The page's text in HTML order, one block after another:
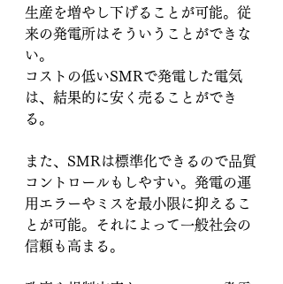
生産を増やし下げることが可能。従
来の発電所はそういうことができな
い。
コストの低いSMRで発電した電気
は、結果的に安く売ることができ
る。
また、SMRは標準化できるので品質
コントロールもしやすい。発電の運
用エラーやミスを最小限に抑えるこ
とが可能。それによって一般社会の
信頼も高まる。